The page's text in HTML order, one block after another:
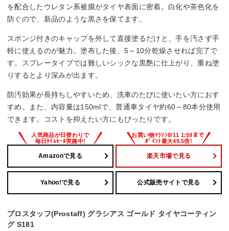
を配合したウレタン系被膜がタイヤ表面に密着。白化や茶色化を
防ぐので、新品のような黒さを保てます。
スポンジ付きのキャップを外して直接塗るだけと、手を汚さず手
軽に使えるのが魅力。塗布した後、5～10分乾燥させれば完了で
す。スプレータイプでは難しいシックな黒艶に仕上がり、重ね塗
りするとより深みが出ます。
防汚効果が長持ちしやすいため、洗車のたびに使いたい方におす
すめ。また、内容量は150mlで、普通車タイヤ約60～80本分使用
できます。コストを抑えたい方にもぴったりです。
Amazonで見る 楽天市場で見る
Yahoo!で見る 公式販売サイトで見る
プロスタッフ(Prostaff) グラシアス ゴールド タイヤコーティン
グ S181